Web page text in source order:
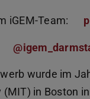
iGEM-Team:
wurde im
(MIT) in Boston